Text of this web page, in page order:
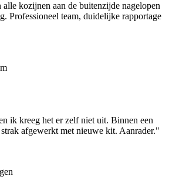
alle kozijnen aan de buitenzijde nagelopen
Professioneel team, duidelijke rapportage
ik kreeg het er zelf niet uit. Binnen een
afgewerkt met nieuwe kit. Aanrader."